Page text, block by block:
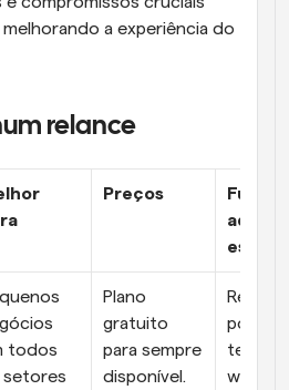
a experiência do
relance
Preços
ades
todos
setores
Plano
gratuito
para sempre
disponível.
por